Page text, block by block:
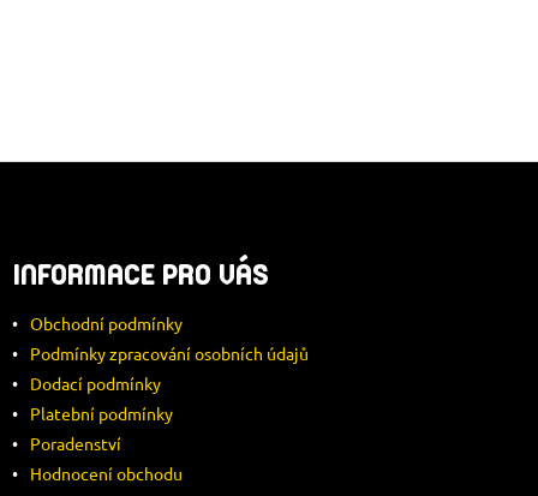
P
A
T
INFORMACE PRO VÁS
Obchodní podmínky
Podmínky zpracování osobních údajů
Dodací podmínky
Platební podmínky
Poradenství
Hodnocení obchodu